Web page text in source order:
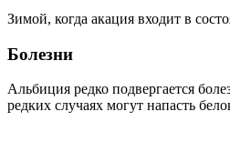
Зимой, когда акация входит в
Болезни
Альбиция редко подвергается
редких случаях могут напасть